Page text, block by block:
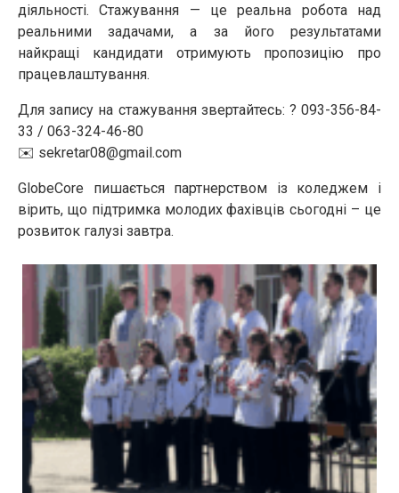
діяльності. Стажування — це реальна робота над
реальними задачами, а за його результатами
найкращі кандидати отримують пропозицію про
працевлаштування.
Для запису на стажування звертайтесь: ? 093-356-84-
33 / 063-324-46-80
✉️ sekretar08@gmail.com
GlobeCore пишається партнерством із коледжем і
вірить, що підтримка молодих фахівців сьогодні – це
розвиток галузі завтра.